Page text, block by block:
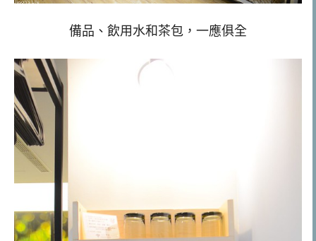
備品、飲用水和茶包，一應俱全